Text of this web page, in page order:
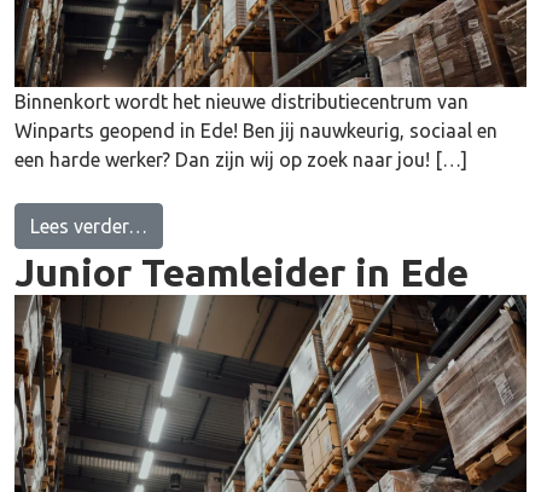
Binnenkort wordt het nieuwe distributiecentrum van
Winparts geopend in Ede! Ben jij nauwkeurig, sociaal en
een harde werker? Dan zijn wij op zoek naar jou! […]
Lees verder…
Junior Teamleider in Ede